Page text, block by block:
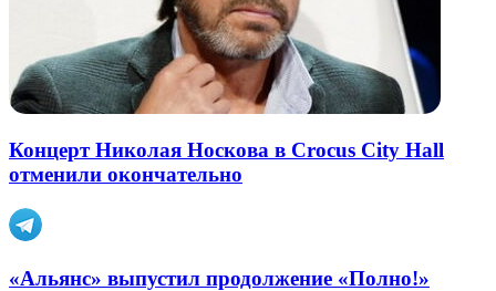
Концерт Николая Носкова в Crocus City Hall
отменили окончательно
«Альянс» выпустил продолжение «Полно!»